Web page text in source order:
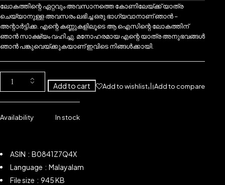
ലോകത്തിന്റെ ഏറ്റവും അവസാനത്തെ കോണിലേയ്ക്ക് യാത്ര
ചെയ്യാനുള്ള അവസരം ലഭിച്ച ഒരു ഭാഗ്യവാനാണ് ഞാൻ –
അന്റാർട്ടിക്ക. എന്റെ കണ്ണുകളിലൂടെ ആ ഐസിന്റെ ലോകത്തിന്
ഞാൻ സാക്ഷ്യം വഹിച്ചു. മനോഹരമായ എന്റെ യാത്ര അനുഭവങ്ങൾ
ഞാൻ പങ്കുവെയ്ക്കുകയാണ് ഇവിടെ നിങ്ങൾക്കായി.
Add to cart Add to wishlist Add to compare
Availability In stock
ASIN ‏ : ‎ B0841Z7Q4X
Language ‏ : ‎ Malayalam
File size ‏ : ‎ 945 KB